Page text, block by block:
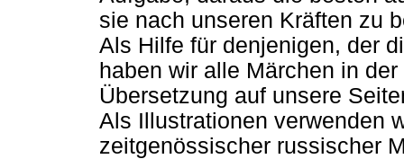
sie nach unseren Kräften zu
Als Hilfe für denjenigen, der
haben wir alle Märchen in
Übersetzung auf unsere
Als Illustrationen verwenden
zeitgenössischer russischer